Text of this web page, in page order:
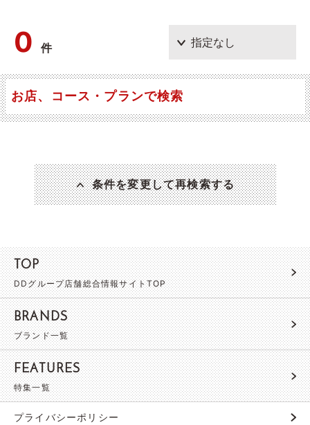
0件
お店、コース・プランで検索
条件を変更して再検索する
TOP
DDグループ店舗総合情報サイトTOP
BRANDS
ブランド一覧
FEATURES
特集一覧
プライバシーポリシー